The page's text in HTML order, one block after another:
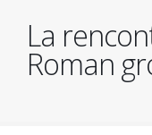
La
Roman